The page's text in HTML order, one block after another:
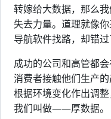
转嫁给大数据，那么
失去力量。道理就像
导航软件找路，却错
成功的公司和高管都
消费者接触他们生产
根据环境变化作出调
我们叫做——厚数据。